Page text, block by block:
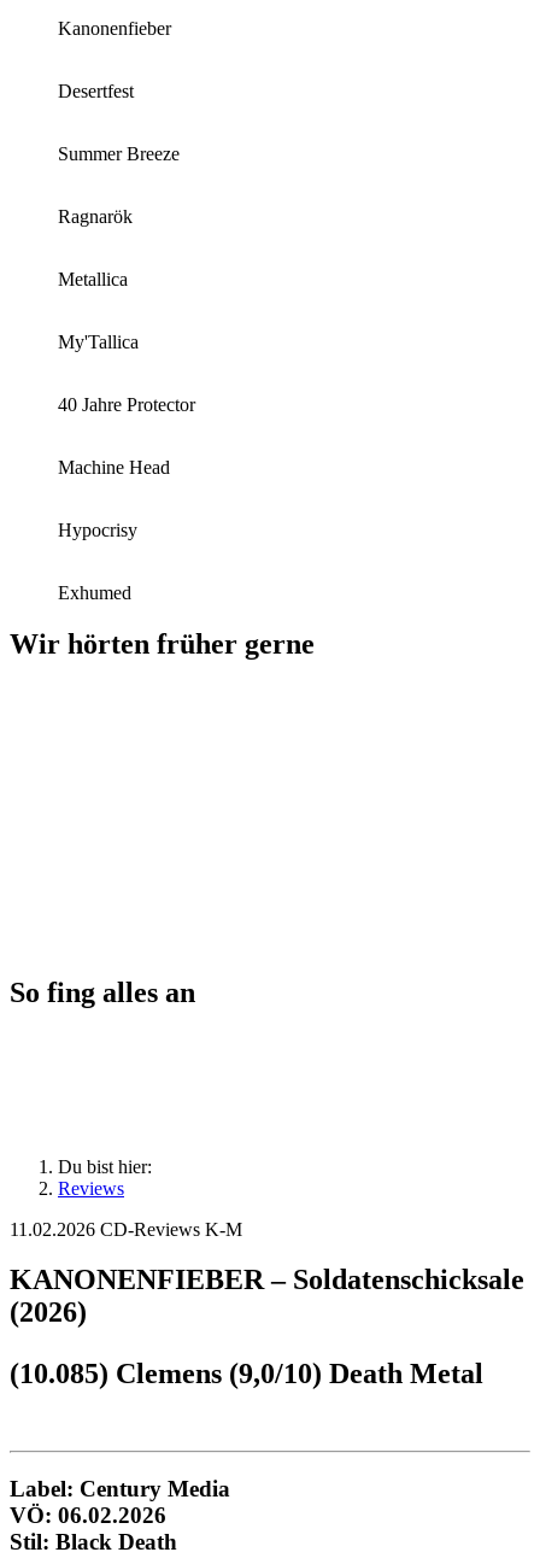
Kanonenfieber
Desertfest
Summer Breeze
Ragnarök
Metallica
My'Tallica
40 Jahre Protector
Machine Head
Hypocrisy
Exhumed
Wir hörten früher gerne
So fing alles an
Du bist hier:
Reviews
11.02.2026 CD-Reviews K-M
KANONENFIEBER – Soldatenschicksale
(2026)
(10.085) Clemens (9,0/10) Death Metal
Label: Century Media
VÖ: 06.02.2026
Stil: Black Death